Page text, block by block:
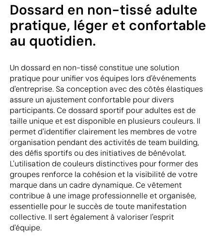
Dossard en non-tissé adulte
pratique, léger et confortable
au quotidien.
Un dossard en non-tissé constitue une solution
pratique pour unifier vos équipes lors d'événements
d'entreprise. Sa conception avec des côtés élastiques
assure un ajustement confortable pour divers
participants. Ce dossard sportif pour adultes est de
taille unique et est disponible en plusieurs couleurs. Il
permet d'identifier clairement les membres de votre
organisation pendant des activités de team building,
des défis sportifs ou des initiatives de bénévolat.
L'utilisation de couleurs distinctives pour former des
groupes renforce la cohésion et la visibilité de votre
marque dans un cadre dynamique. Ce vêtement
contribue à une image professionnelle et organisée,
essentielle pour le succès de toute manifestation
collective. Il sert également à valoriser l'esprit
d'équipe.